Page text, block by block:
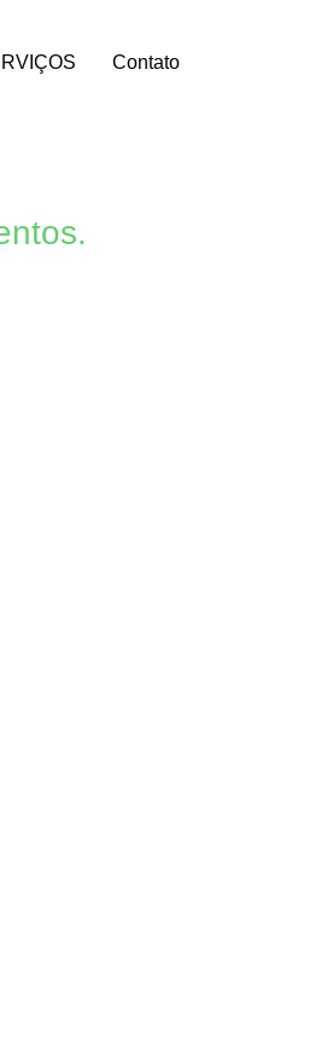
Contato